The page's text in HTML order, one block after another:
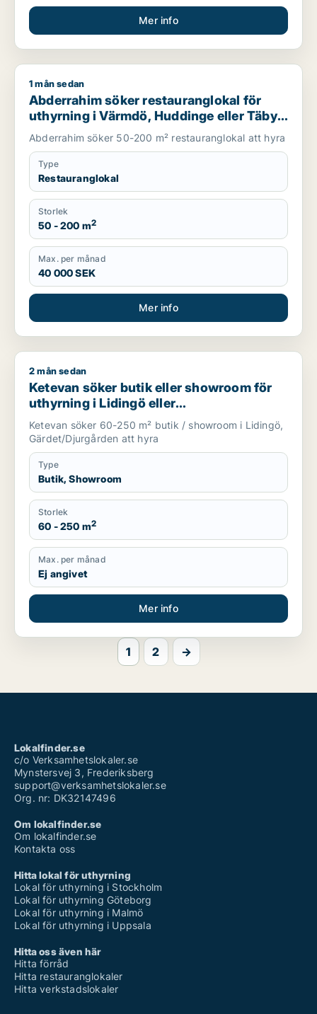
Mer info
Abderrahim söker restauranglokal för uthyrning i Värmdö,
1 mån sedan
Abderrahim söker restauranglokal för
uthyrning i Värmdö, Huddinge eller Täby
m.fl.
Abderrahim söker 50-200 m² restauranglokal att hyra
Type
Restauranglokal
Storlek
50 - 200 m2
Max. per månad
40 000 SEK
Mer info
Ketevan söker butik eller showroom för uthyrning i Lidingö
2 mån sedan
Ketevan söker butik eller showroom för
uthyrning i Lidingö eller
Gärdet/Djurgården
Ketevan söker 60-250 m² butik / showroom i Lidingö,
Gärdet/Djurgården att hyra
Type
Butik, Showroom
Storlek
60 - 250 m2
Max. per månad
Ej angivet
Mer info
1 2 →
Lokalfinder.se
c/o Verksamhetslokaler.se
Mynstersvej 3, Frederiksberg
support@verksamhetslokaler.se
Org. nr: DK32147496
Om lokalfinder.se
Om lokalfinder.se
Kontakta oss
Hitta lokal för uthyrning
Lokal för uthyrning i Stockholm
Lokal för uthyrning Göteborg
Lokal för uthyrning i Malmö
Lokal för uthyrning i Uppsala
Hitta oss även här
Hitta förråd
Hitta restauranglokaler
Hitta verkstadslokaler